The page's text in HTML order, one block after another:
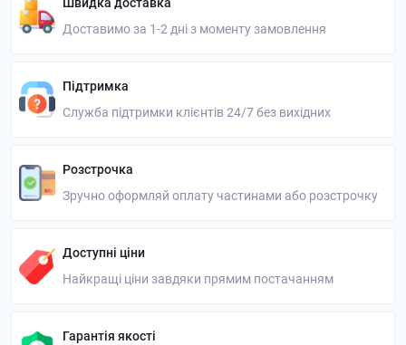
Швидка доставка
Доставимо за 1-2 дні з моменту замовлення
Підтримка
Служба підтримки клієнтів 24/7 без вихідних
Розстрочка
Зручно оформляй оплату частинами або розстрочку
Доступні ціни
Найкращі ціни завдяки прямим постачанням
Гарантія якості